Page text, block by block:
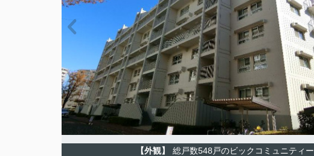
【外観】 総戸数548戸のビックコミュニティー